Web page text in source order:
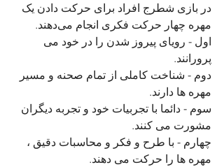
در بازی شطرج افراد برای حرکت دادن یک
مهره چهار حرکت فکری انجام می‌دهند.
اول - رویای پیروز شدن را در خود می
پرورانند.
دوم - شناخت کاملی از تمام صحنه و مسیر
مهره ها دارند.
سوم - دائما با تجربیات خود و تجربه دیگران
مشورت می کنند.
چهارم - با طرح و فکر و محاسبات دقیق ،
مهره ها را حرکت می دهند.